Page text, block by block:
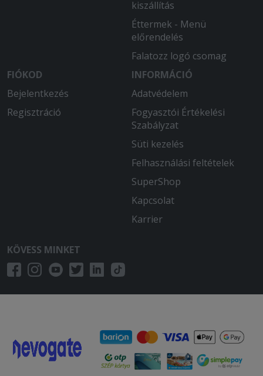
pizza tészta nem volt rendesen
megsütve. Ízre mind a kettő jó volt.
Rendben ment minden. Elégedett
kiszállítás
Éttermek - Menü
előrendelés
Falatozz logó csomag
FIÓKOD
Bejelentkezés
Regisztráció
INFORMÁCIÓ
Adatvédelem
Fogyasztói Értékelési
Szabályzat
Süti kezelés
Felhasználási feltételek
SuperShop
Kapcsolat
Karrier
KÖVESS MINKET